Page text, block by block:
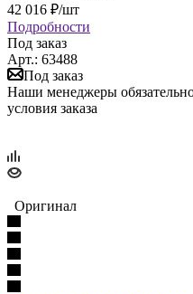
42 016 ₽/шт
Подробности
Под заказ
Арт.: 63488
Под заказ
Наши менеджеры
условия заказа
Оригинал